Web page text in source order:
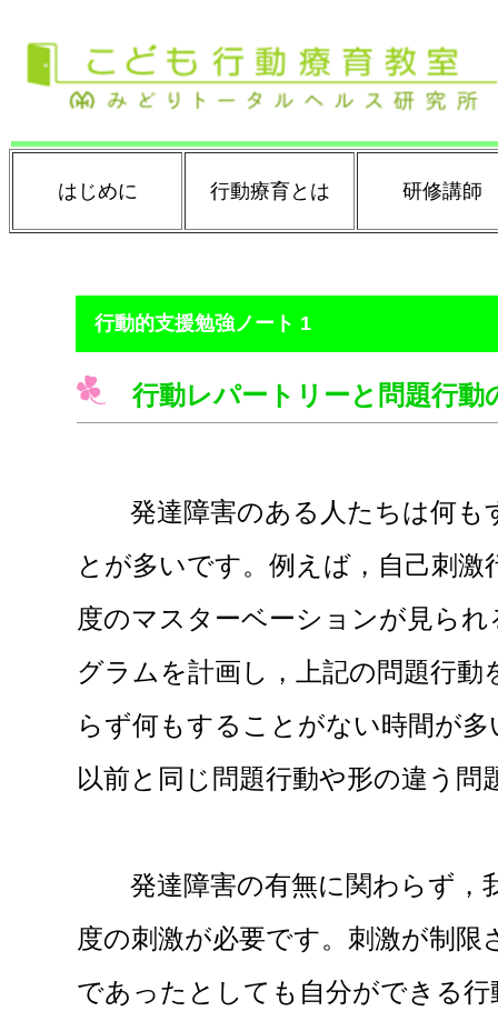
はじめに 行動療育とは 研修講師
行動的支援勉強ノート 1
行動レパートリーと問題行動
発達障害のある人たちは何
とが多いです。例えば，自己刺
度のマスターベーションが見ら
グラムを計画し，上記の問題行
らず何もすることがない時間が
以前と同じ問題行動や形の違う
発達障害の有無に関わらず，
度の刺激が必要です。刺激が制
であったとしても自分ができる